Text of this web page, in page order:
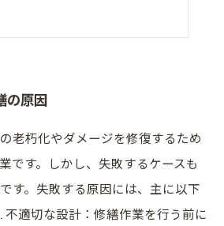
の原因
老朽化やダメージを修復するため
です。しかし、失敗するケースも
す。失敗する原因には、主に以下
不適切な設計：修繕作業を行う前に